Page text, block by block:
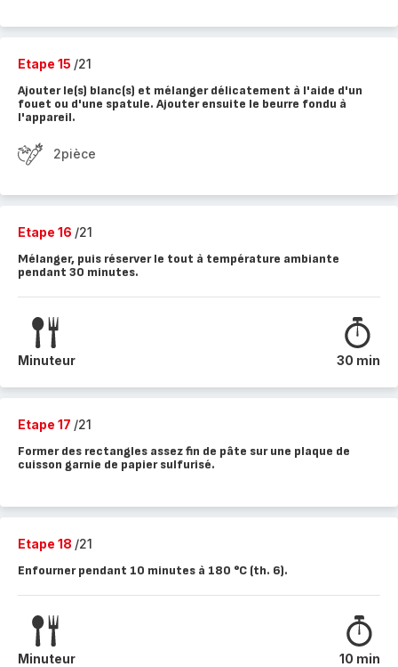
Etape 15 /21
Ajouter le(s) blanc(s) et mélanger délicatement à l'aide d'un
fouet ou d'une spatule. Ajouter ensuite le beurre fondu à
l'appareil.
2pièce
Etape 16 /21
Mélanger, puis réserver le tout à température ambiante
pendant 30 minutes.
Minuteur 30 min
Etape 17 /21
Former des rectangles assez fin de pâte sur une plaque de
cuisson garnie de papier sulfurisé.
Etape 18 /21
Enfourner pendant 10 minutes à 180 °C (th. 6).
Minuteur 10 min